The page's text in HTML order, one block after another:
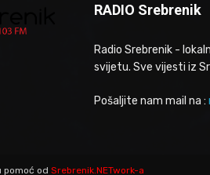
RADIO Srebrenik
Radio Srebrenik -
svijetu. Sve vijesti iz
Pošaljite nam mail na :
pomoć od Srebrenik.NETwork-a